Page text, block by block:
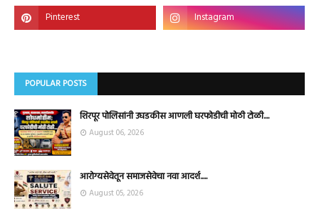
POPULAR POSTS
शिरपूर पोलिसांनी उघडकीस आणली घरफोडीची मोठी टोळी....
August 06, 2026
आरोग्यसेवेतून समाजसेवेचा नवा आदर्श.....
August 05, 2026